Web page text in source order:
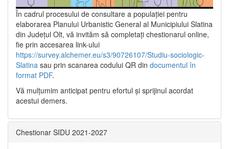
În cadrul procesului de consultare a populaţiei pentru
elaborarea Planului Urbanistic General al Municipiului Slatina
din Județul Olt, vă invităm să completați chestionarul online,
fie prin accesarea link-ului
https://survey.alchemer.eu/s3/90726107/Studiu-sociologic-
Slatina sau prin scanarea codului QR din documentul în
format PDF.
Vă mulţumim anticipat pentru efortul şi sprijinul acordat
acestui demers.
Chestionar SIDU 2021-2027